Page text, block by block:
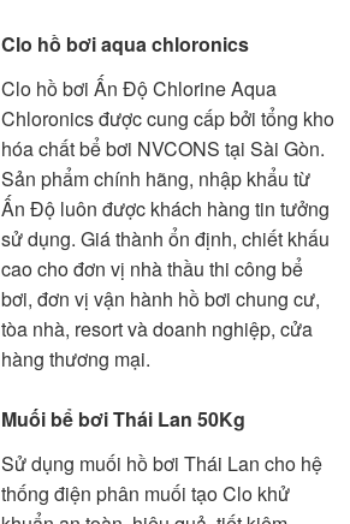
Clo hồ bơi aqua chloronics
Clo hồ bơi Ấn Độ Chlorine Aqua
Chloronics được cung cấp bởi tổng kho
hóa chất bể bơi NVCONS tại Sài Gòn.
Sản phẩm chính hãng, nhập khẩu từ
Ấn Độ luôn được khách hàng tin tưởng
sử dụng. Giá thành ổn định, chiết khấu
cao cho đơn vị nhà thầu thi công bể
bơi, đơn vị vận hành hồ bơi chung cư,
tòa nhà, resort và doanh nghiệp, cửa
hàng thương mại.
Muối bể bơi Thái Lan 50Kg
Sử dụng muối hồ bơi Thái Lan cho hệ
thống điện phân muối tạo Clo khử